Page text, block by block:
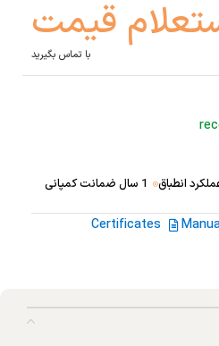
قیمت
با تماس بگیرید
انطباق
1 سال ضمانت کمپانی
Certificates